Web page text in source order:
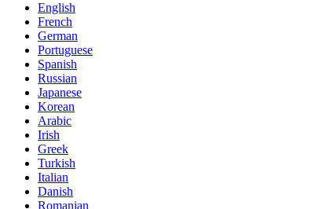
English
French
German
Portuguese
Spanish
Russian
Japanese
Korean
Arabic
Irish
Greek
Turkish
Italian
Danish
Romanian